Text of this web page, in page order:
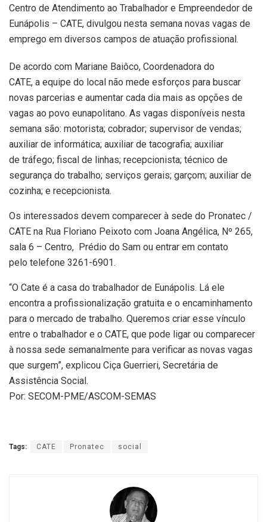
Centro de Atendimento ao Trabalhador e Empreendedor de
Eunápolis – CATE, divulgou nesta semana novas vagas de
emprego em diversos campos de atuação profissional.
De acordo com Mariane Baiôco, Coordenadora do
CATE, a equipe do local não mede esforços para buscar
novas parcerias e aumentar cada dia mais as opções de
vagas ao povo eunapolitano. As vagas disponíveis nesta
semana são: motorista; cobrador; supervisor de vendas;
auxiliar de informática; auxiliar de tacografia; auxiliar
de tráfego; fiscal de linhas; recepcionista; técnico de
segurança do trabalho; serviços gerais; garçom; auxiliar de
cozinha; e recepcionista.
Os interessados devem comparecer à sede do Pronatec /
CATE na Rua Floriano Peixoto com Joana Angélica, Nº 265,
sala 6 – Centro, Prédio do Sam ou entrar em contato
pelo telefone 3261-6901.
“O Cate é a casa do trabalhador de Eunápolis. Lá ele
encontra a profissionalização gratuita e o encaminhamento
para o mercado de trabalho. Queremos criar esse vínculo
entre o trabalhador e o CATE, que pode ligar ou comparecer
à nossa sede semanalmente para verificar as novas vagas
que surgem”, explicou Ciça Guerrieri, Secretária de
Assistência Social.
Por: SECOM-PME/ASCOM-SEMAS
Tags: CATE Pronatec social